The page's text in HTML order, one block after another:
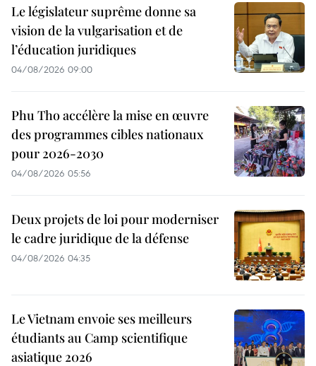
Le législateur suprême donne sa
vision de la vulgarisation et de
l’éducation juridiques
04/08/2026 09:00
Phu Tho accélère la mise en œuvre
des programmes cibles nationaux
pour 2026-2030
04/08/2026 05:56
Deux projets de loi pour moderniser
le cadre juridique de la défense
04/08/2026 04:35
Le Vietnam envoie ses meilleurs
étudiants au Camp scientifique
asiatique 2026